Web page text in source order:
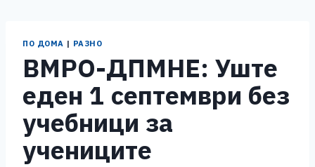
ПО ДОМА | РАЗНО
ВМРО-ДПМНЕ: Уште
еден 1 септември без
учебници за
учениците